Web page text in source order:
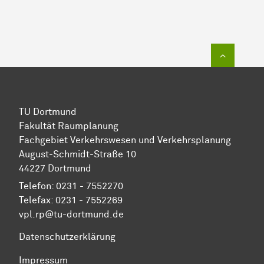
TU Dortmund
Fakultät Raumplanung
Fachgebiet Verkehrswesen und Verkehrsplanung
August-Schmidt-Straße 10
44227 Dortmund
Telefon: 0231 - 7552270
Telefax: 0231 - 7552269
vpl.rp@tu-dortmund.de
Datenschutzerklärung
Impressum